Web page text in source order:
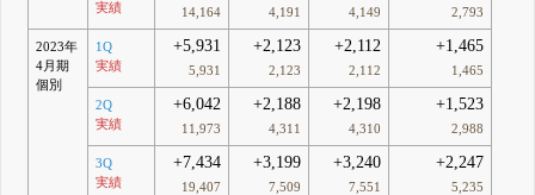
実績
14,164 4,191 4,149 2,793
2023年
4月期
個別
1Q
実績
+5,931
5,931
+2,123
2,123
+2,112
2,112
+1,465
1,465
2Q
実績
+6,042
11,973
+2,188
4,311
+2,198
4,310
+1,523
2,988
3Q
実績
+7,434
19,407
+3,199
7,509
+3,240
7,551
+2,247
5,235